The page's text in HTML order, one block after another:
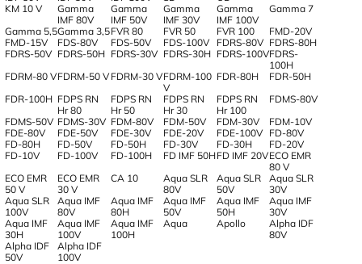
KM 10 V
Gamma
IMF 80V
Gamma
IMF 50V
Gamma
IMF 30V
Gamma
IMF 100V
Gamma 7
Gamma 5,5Gamma 3,5FVR 80 FVR 50 FVR 100
FMD-20V
FMD-15V
FDS-80V FDS-50V FDS-100V FDRS-80V FDRS-80H
FDRS-50V FDRS-50H FDRS-30V FDRS-30H FDRS-100VFDRS-
100H
FDRM-80 VFDRM-50 VFDRM-30 VFDRM-100
V
FDR-80H
FDR-50H
FDR-100H FDPS RN
Hr 80
FDPS RN
Hr 50
FDPS RN
Hr 30
FDPS RN
Hr 100
FDMS-80V
FDMS-50V FDMS-30V FDM-80V FDM-50V FDM-30V
FDM-10V
FDE-80V
FDE-50V FDE-30V FDE-20V FDE-100V
FD-80V
FD-80H
FD-50V FD-50H FD-30V FD-30H
FD-20V
FD-10V
FD-100V FD-100H FD IMF 50HFD IMF 20VECO EMR
80 V
ECO EMR
50 V
ECO EMR
30 V
CA 10
Aqua SLR
80V
Aqua SLR
50V
Aqua SLR
30V
Aqua SLR
100V
Aqua IMF
80V
Aqua IMF
80H
Aqua IMF
50V
Aqua IMF
50H
Aqua IMF
30V
Aqua IMF
30H
Aqua IMF
100V
Aqua IMF
100H
Aqua Apollo
Alpha IDF
80V
Alpha IDF
50V
Alpha IDF
100V